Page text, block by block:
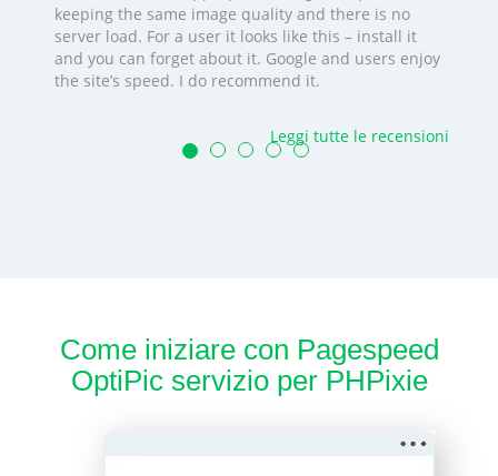
keeping the same image quality and there is no
server load. For a user it looks like this – install it
and you can forget about it. Google and users enjoy
the site’s speed. I do recommend it.
Leggi tutte le recensioni
Come iniziare con Pagespeed
OptiPic servizio per PHPixie